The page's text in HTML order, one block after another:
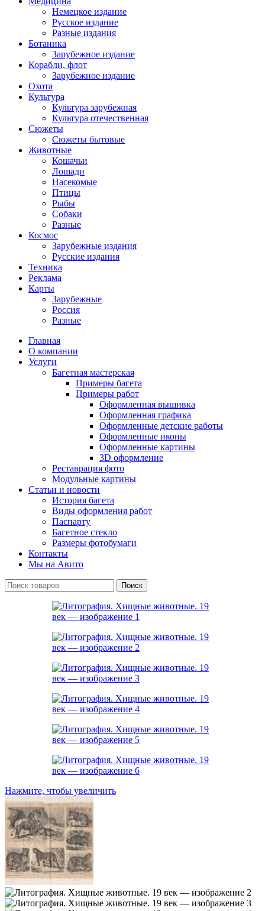
Немецкое издание
Русское издание
Разные издания
Ботаника
Зарубежное издание
Корабли, флот
Зарубежное издание
Охота
Культура
Культура зарубежная
Культура отечественная
Сюжеты
Сюжеты бытовые
Животные
Кошачьи
Лошади
Насекомые
Птицы
Рыбы
Собаки
Разные
Космос
Зарубежные издания
Русские издания
Техника
Реклама
Карты
Зарубежные
Россия
Разные
Главная
О компании
Услуги
Багетная мастерская
Примеры багета
Примеры работ
Оформленная вышивка
Оформленная графика
Оформленные детские работы
Оформленные иконы
Оформленные картины
3D оформление
Реставрация фото
Модульные картины
Статьи и новости
История багета
Виды оформления работ
Паспарту
Багетное стекло
Размеры фотобумаги
Контакты
Мы на Авито
Поиск
Нажмите, чтобы увеличить